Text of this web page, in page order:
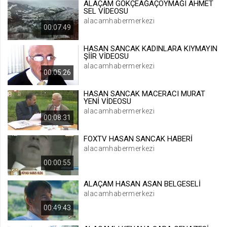
.web.tv
Site içeriği önerme
voteLike*
İsimsiz ziyaretçi için site içeriği
beğenme
1 ay
voteDislike*
beğenmeme
1 ay
00:07:49
ALAÇAM GÖKÇEAĞAÇOYMAĞI AHMET
SEL VİDEOSU
alacamhabermerkezi
00:05:26
HASAN SANCAK KADINLARA KIYMAYIN
ŞİİR VİDEOSU
alacamhabermerkezi
00:08:31
HASAN SANCAK MACERACI MURAT
YENİ VİDEOSU
alacamhabermerkezi
00:00:55
FOXTV HASAN SANCAK HABERİ
alacamhabermerkezi
00:49:43
ALAÇAM HASAN ASAN BELGESELİ
alacamhabermerkezi